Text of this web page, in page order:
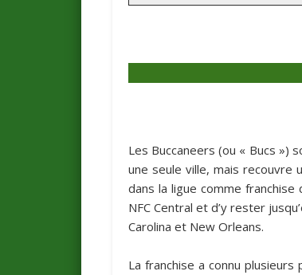
Les Buccaneers (ou « Bucs »)
une seule ville, mais recouvre
dans la ligue comme franchise
NFC Central et d’y rester
Carolina et New Orleans.
La franchise a connu